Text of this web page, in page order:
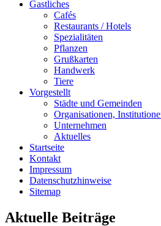
Gastliches
Cafés
Restaurants / Hotels
Spezialitäten
Pflanzen
Grußkarten
Handwerk
Tiere
Vorgestellt
Städte und Gemeinden
Organisationen,
Unternehmen
Aktuelles
Startseite
Kontakt
Impressum
Datenschutzhinweise
Sitemap
Aktuelle Beiträge